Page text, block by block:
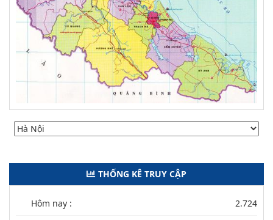
THỐNG KÊ TRUY CẬP
Hôm nay : 2.724